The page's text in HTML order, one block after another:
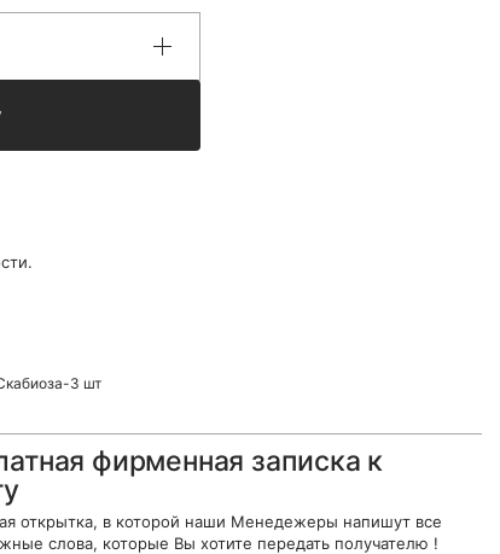
3 шт
фирменная записка к
открытка, в которой наши Менедежеры напишут все
слова, которые Вы хотите передать получателю !